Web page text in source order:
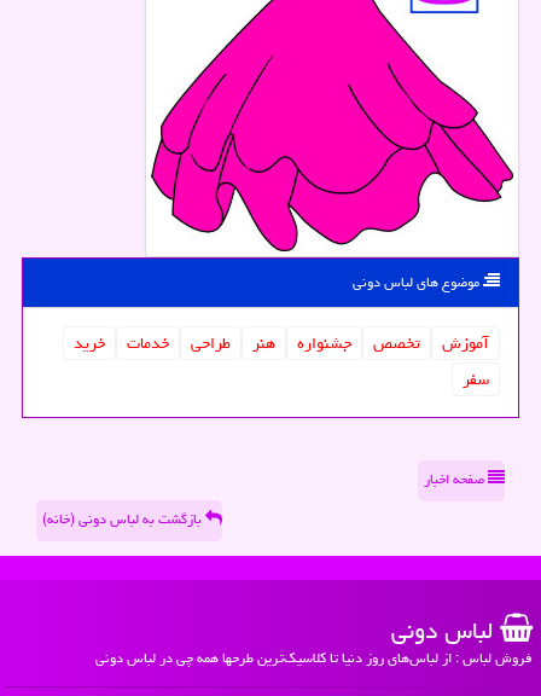
موضوع های لباس دونی
آموزش تخصص جشنواره هنر طراحی خدمات
خرید
سفر
صفحه اخبار
بازگشت به لباس دونی (خانه)
لباس دونی
فروش لباس : از لباس‌های روز دنیا تا کلاسیک‌ترین طرحها همه چی در لباس دونی